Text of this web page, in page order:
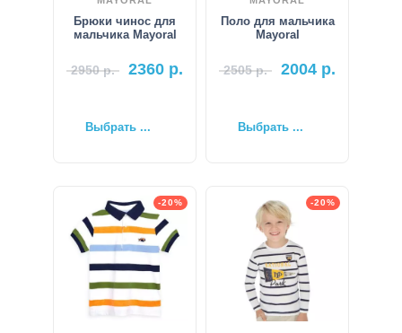
Брюки чинос для
мальчика Mayoral
2950р. 2360 р.
Выбрать ...
Поло для мальчика
Mayoral
2505р. 2004 р.
Выбрать ...
-20% -20%